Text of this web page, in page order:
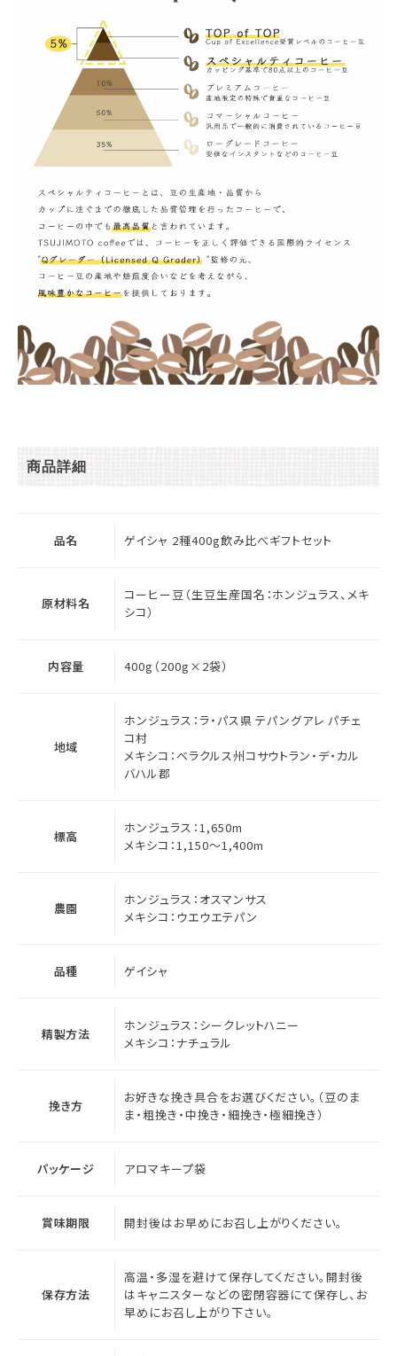
商品詳細
品名 ゲイシャ 2種400g飲み比べギフトセット
原材料名
コーヒー豆（生豆生産国名：ホンジュラス、メキ
シコ）
内容量 400g（200g×2袋）
地域
ホンジュラス：ラ・パス県 テパングアレ パチェ
コ村
メキシコ：ベラクルス州コサウトラン・デ・カル
バハル郡
標高
ホンジュラス：1,650m
メキシコ：1,150～1,400m
農園
ホンジュラス：オスマンサス
メキシコ：ウエウエテパン
品種 ゲイシャ
精製方法
ホンジュラス：シークレットハニー
メキシコ：ナチュラル
挽き方
お好きな挽き具合をお選びください。（豆のま
ま・粗挽き・中挽き・細挽き・極細挽き）
パッケージ アロマキープ袋
賞味期限 開封後はお早めにお召し上がりください。
保存方法
高温・多湿を避けて保存してください。開封後
はキャニスターなどの密閉容器にて保存し、お
早めにお召し上がり下さい。